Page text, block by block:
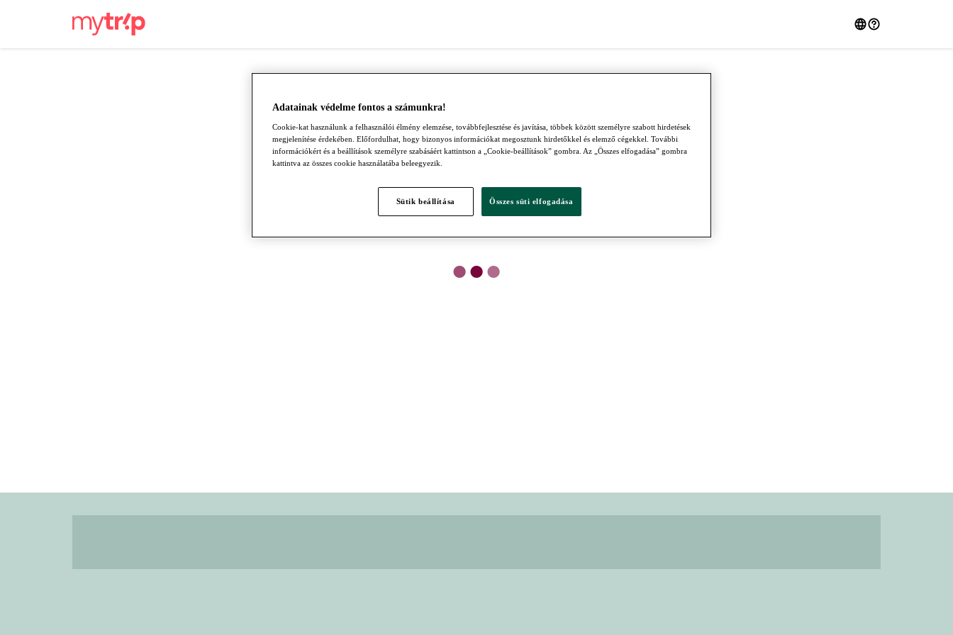
●●●
Adatainak védelme fontos a számunkra!
Cookie-kat használunk a felhasználói élmény elemzése, továbbfejlesztése és javítása, többek között személyre szabott hirdetések
megjelenítése érdekében. Előfordulhat, hogy bizonyos információkat megosztunk hirdetőkkel és elemző cégekkel. További
információkért és a beállítások személyre szabásáért kattintson a „Cookie-beállítások” gombra. Az „Összes elfogadása” gombra
kattintva az összes cookie használatába beleegyezik.
Sütik beállítása Összes süti elfogadása